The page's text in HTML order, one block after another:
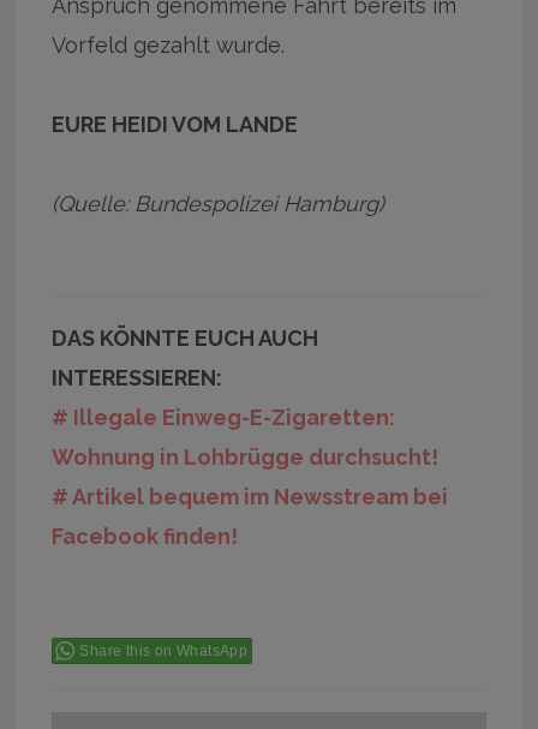
Vorfeld gezahlt wurde.
EURE HEIDI VOM LANDE
(Quelle: Bundespolizei Hamburg)
DAS KÖNNTE EUCH AUCH
INTERESSIEREN:
# Illegale Einweg-E-Zigaretten:
Wohnung in Lohbrügge durchsucht!
# Artikel bequem im Newsstream bei
Facebook finden!
Share this on WhatsApp